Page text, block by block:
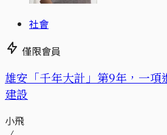
社會
僅限會員
雄安「千年大計」第9年，一項
建設
小飛